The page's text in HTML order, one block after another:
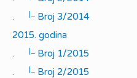
.
|_
Broj 3/2014
2015. godina
.
|_
Broj 1/2015
.
|_
Broj 2/2015